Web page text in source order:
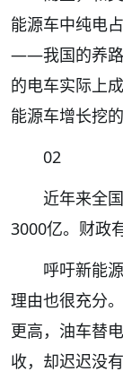
能源车中纯电
——我国的养路
的电车实际上
能源车增长挖
02
近年来全
3000亿。财政
呼吁新能
理由也很充分
更高，油车替
收，却迟迟没